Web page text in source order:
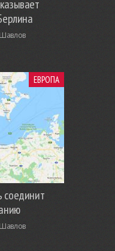
ЕВРОПА
соединит